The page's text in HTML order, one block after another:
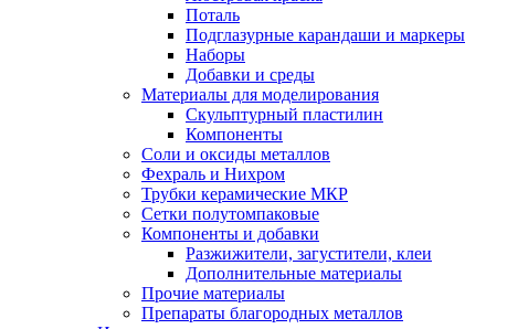
Поталь
Подглазурные карандаши и маркеры
Наборы
Добавки и среды
Материалы для моделирования
Скульптурный пластилин
Компоненты
Соли и оксиды металлов
Фехраль и Нихром
Трубки керамические МКР
Сетки полутомпаковые
Компоненты и добавки
Разжижители, загустители, клеи
Дополнительные материалы
Прочие материалы
Препараты благородных металлов